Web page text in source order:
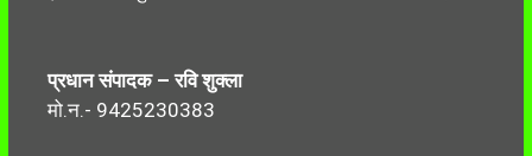
प्रधान संपादक – रवि शुक्ला
मो.न.- 9425230383